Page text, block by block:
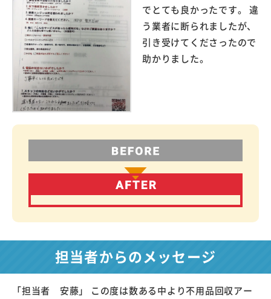
でとても良かったです。 違
う業者に断られましたが、
引き受けてくださったので
助かりました。
担当者からのメッセージ
「担当者 安藤」 この度は数ある中より不用品回収アー